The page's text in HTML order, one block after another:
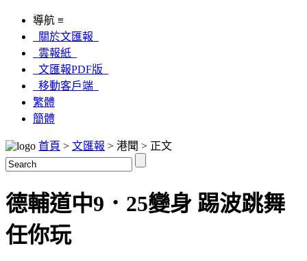
導航 ≡
關於文匯報
雲報紙
文匯報PDF版
移動客戶端
繁體
簡體
首頁 > 文匯報 > 港聞 > 正文
德輔道中9．25變身 踢波跳舞
任你玩